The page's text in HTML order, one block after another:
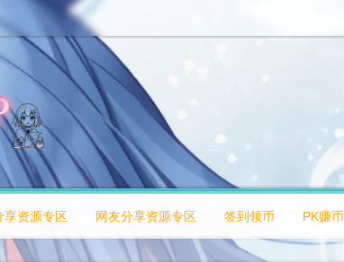
享资源专区 网友分享资源专区 签到领币 PK赚币